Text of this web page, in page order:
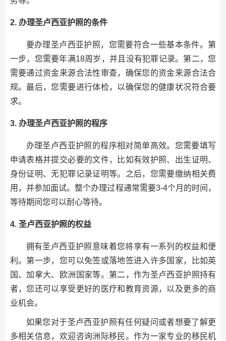
2. 办理圣卢西亚护照的条件
要办理圣卢西亚护照，您需要符合一些基本条件。第
一步，您需要年满18周岁，并且没有犯罪记录。第二，您
需要通过资金来源合法性审查，确保您的资金来源合法合
规。最后，您需要进行体检，以确保您的健康状况符合要
求。
3. 办理圣卢西亚护照的程序
办理圣卢西亚护照的程序相对简单高效。您需要填写
申请表格并提交必要的文件，比如有效护照、出生证明、
身份证明、无犯罪记录证明等。之后，您需要缴纳相关费
用，并参加面试。整个办理过程通常需要3-4个月的时间，
等待期间您可以耐心等待。
4. 圣卢西亚护照的权益
拥有圣卢西亚护照意味着您将享有一系列的权益和便
利。第一步，您可以免签或落地签进入许多国家，比如英
国、加拿大、欧洲国家等。第二，作为圣卢西亚护照持有
者，您还可以享受更好的医疗和教育资源，以及更多的商
业机会。
如果您对于圣卢西亚护照有任何疑问或者想要了解更
多相关信息，欢迎咨询洲际移民。作为一家专业的移民机